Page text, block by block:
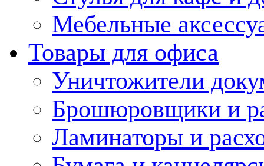
Мебельные
Товары для офиса
Уничтожители
Брошюровщики и
Ламинаторы и